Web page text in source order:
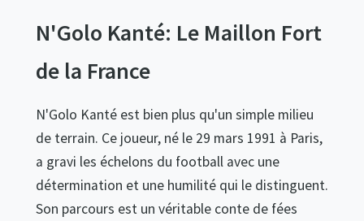
N'Golo Kanté: Le Maillon Fort
de la France
N'Golo Kanté est bien plus qu'un simple milieu
de terrain. Ce joueur, né le 29 mars 1991 à Paris,
a gravi les échelons du football avec une
détermination et une humilité qui le distinguent.
Son parcours est un véritable conte de fées